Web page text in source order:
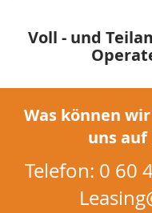
Voll - und
Was können
uns
Telefon: 0 60